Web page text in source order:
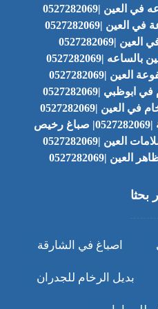
|0527282069
|0527282069
|0527282069
|0527282069
|0527282069
|0527282069
|0527282069
|0527282069
|0527282069
بحثا
اصباغ في الشارقة
بديل الرخام للجدران